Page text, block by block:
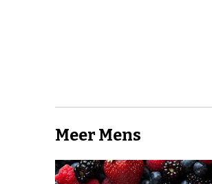
Meer Mens